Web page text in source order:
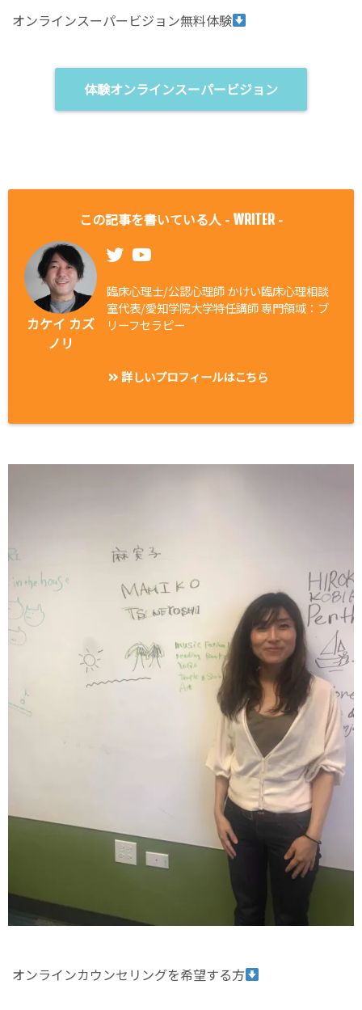
オンラインスーパービジョン無料体験
体験オンラインスーパービジョン
この記事を書いている人 - WRITER -
カケイ カズ
ノリ
臨床心理士/公認心理師 かけい臨床心理相談
室代表/愛知学院大学特任講師 専門領域：ブ
リーフセラピー
詳しいプロフィールはこちら
オンラインカウンセリングを希望する方